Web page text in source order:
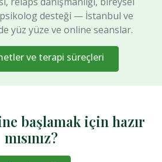
desteği — İstanbul ve
yüz yüze ve online seanslar.
ve terapi süreçleri
başlamak için hazır
mısınız?